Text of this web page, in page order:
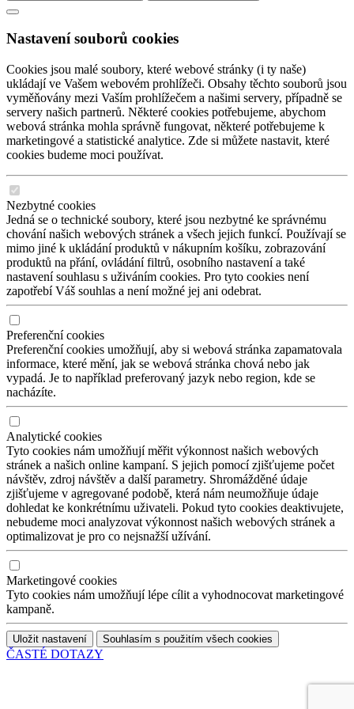
Nastavení souborů cookies
Cookies jsou malé soubory, které webové stránky (i ty naše)
ukládají ve Vašem webovém prohlížeči. Obsahy těchto souborů jsou
vyměňovány mezi Vaším prohlížečem a našimi servery, případně se
servery našich partnerů. Některé cookies potřebujeme, abychom
webová stránka mohla správně fungovat, některé potřebujeme k
marketingové a statistické analytice. Zde si můžete nastavit, které
cookies budeme moci používat.
Nezbytné cookies
Jedná se o technické soubory, které jsou nezbytné ke správnému
chování našich webových stránek a všech jejich funkcí. Používají se
mimo jiné k ukládání produktů v nákupním košíku, zobrazování
produktů na přání, ovládání filtrů, osobního nastavení a také
nastavení souhlasu s uživáním cookies. Pro tyto cookies není
zapotřebí Váš souhlas a není možné jej ani odebrat.
Preferenční cookies
Preferenční cookies umožňují, aby si webová stránka zapamatovala
informace, které mění, jak se webová stránka chová nebo jak
vypadá. Je to například preferovaný jazyk nebo region, kde se
nacházíte.
Analytické cookies
Tyto cookies nám umožňují měřit výkonnost našich webových
stránek a našich online kampaní. S jejich pomocí zjišťujeme počet
návštěv, zdroj návštěv a další parametry. Shromážděné údaje
zjišťujeme v agregované podobě, která nám neumožňuje údaje
dohledat ke konkrétnímu uživateli. Pokud tyto cookies deaktivujete,
nebudeme moci analyzovat výkonnost našich webových stránek a
optimalizovat je pro co nejsnažší užívání.
Marketingové cookies
Tyto cookies nám umožňují lépe cílit a vyhodnocovat marketingové
kampaně.
Uložit nastavení Souhlasím s použitím všech cookies
ČASTÉ DOTAZY